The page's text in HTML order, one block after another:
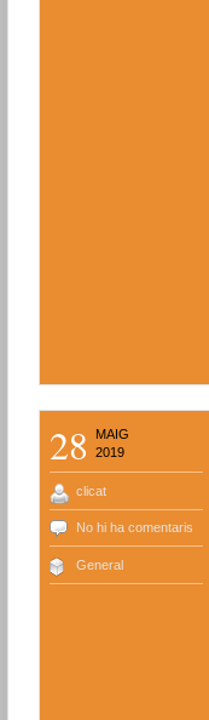
28
MAIG
2019
clicat
No hi ha comentaris
General